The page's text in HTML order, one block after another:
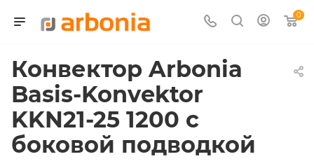
0
Конвектор Arbonia
Basis-Konvektor
KKN21-25 1200 с
боковой подводкой